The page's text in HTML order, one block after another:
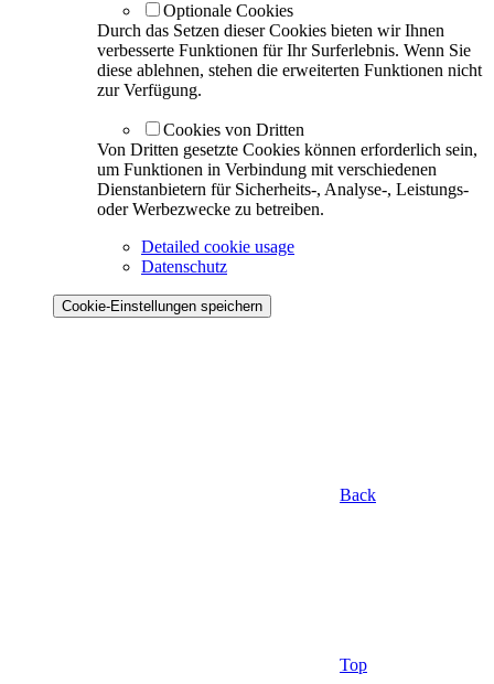
Optionale Cookies
Durch das Setzen dieser Cookies bieten wir Ihnen
verbesserte Funktionen für Ihr Surferlebnis. Wenn Sie
diese ablehnen, stehen die erweiterten Funktionen nicht
zur Verfügung.
Cookies von Dritten
Von Dritten gesetzte Cookies können erforderlich sein,
um Funktionen in Verbindung mit verschiedenen
Dienstanbietern für Sicherheits-, Analyse-, Leistungs-
oder Werbezwecke zu betreiben.
Detailed cookie usage
Datenschutz
Cookie-Einstellungen speichern
Back
Top